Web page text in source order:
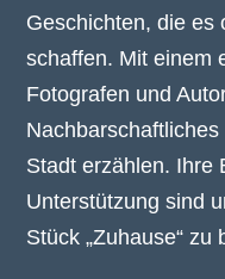
Geschichten, die es
schaffen. Mit einem
Fotografen und
Stadt erzählen. Ihre
Unterstützung sind
Stück „Zuhause“ zu